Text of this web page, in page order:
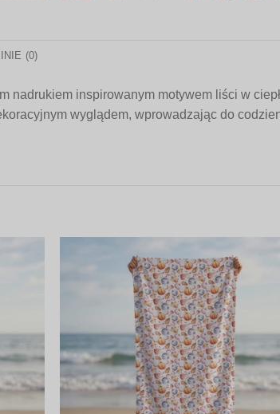
(0)
nadrukiem inspirowanym motywem liści w
wyglądem, wprowadzając do